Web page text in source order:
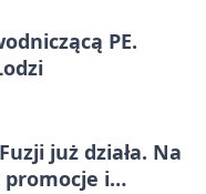
PE.
już działa. Na
i